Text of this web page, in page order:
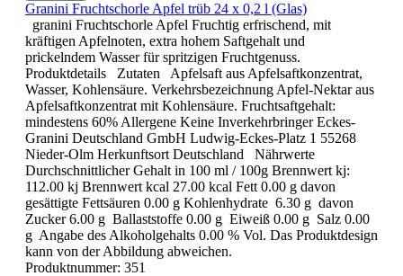
Granini Fruchtschorle Apfel trüb 24 x 0,2 l (Glas)
granini Fruchtschorle Apfel Fruchtig erfrischend, mit
kräftigen Apfelnoten, extra hohem Saftgehalt und
prickelndem Wasser für spritzigen Fruchtgenuss.
Produktdetails Zutaten Apfelsaft aus Apfelsaftkonzentrat,
Wasser, Kohlensäure. Verkehrsbezeichnung Apfel-Nektar aus
Apfelsaftkonzentrat mit Kohlensäure. Fruchtsaftgehalt:
mindestens 60% Allergene Keine Inverkehrbringer Eckes-
Granini Deutschland GmbH Ludwig-Eckes-Platz 1 55268
Nieder-Olm Herkunftsort Deutschland Nährwerte
Durchschnittlicher Gehalt in 100 ml / 100g Brennwert kj:
112.00 kj Brennwert kcal 27.00 kcal Fett 0.00 g davon
gesättigte Fettsäuren 0.00 g Kohlenhydrate 6.30 g davon
Zucker 6.00 g Ballaststoffe 0.00 g Eiweiß 0.00 g Salz 0.00
g Angabe des Alkoholgehalts 0.00 % Vol. Das Produktdesign
kann von der Abbildung abweichen.
Produktnummer: 351